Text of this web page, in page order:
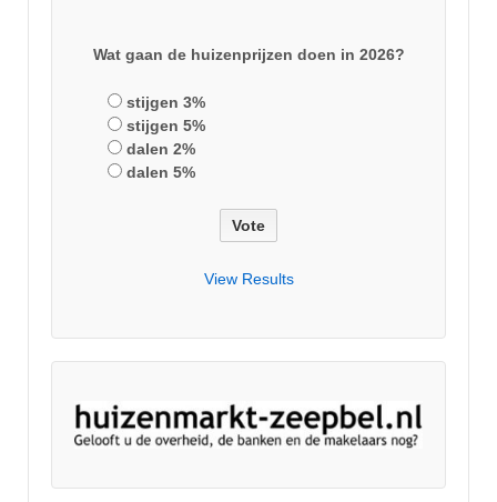
Wat gaan de huizenprijzen doen in 2026?
stijgen 3%
stijgen 5%
dalen 2%
dalen 5%
View Results